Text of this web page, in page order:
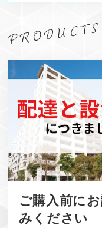
ご購入前に
みください